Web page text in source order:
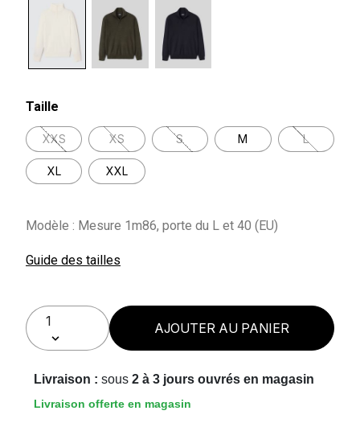
Taille
XXS XS S M L
XL XXL
Modèle : Mesure 1m86, porte du L et 40 (EU)
Guide des tailles
AJOUTER AU PANIER
Livraison : sous 2 à 3 jours ouvrés en magasin
Livraison offerte en magasin